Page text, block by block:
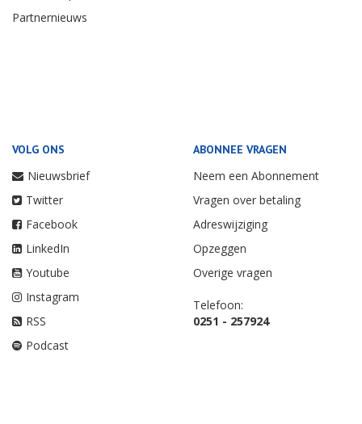
Partnernieuws
VOLG ONS
Nieuwsbrief
Twitter
Facebook
LinkedIn
Youtube
Instagram
RSS
Podcast
ABONNEE VRAGEN
Neem een Abonnement
Vragen over betaling
Adreswijziging
Opzeggen
Overige vragen
Telefoon:
0251 - 257924